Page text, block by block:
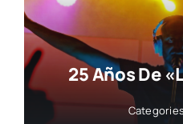
25 Años De